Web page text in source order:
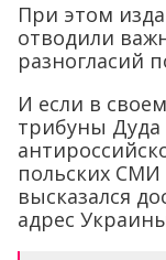
При этом
отводили
разногласий
И если в
трибуны
польских
высказался
адрес